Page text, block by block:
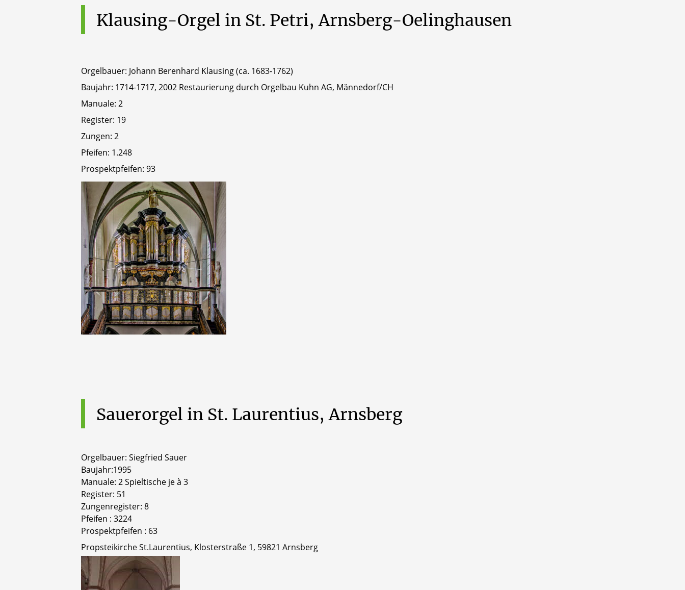
Klausing-Orgel in St. Petri, Arnsberg-Oelinghausen
Orgelbauer: Johann Berenhard Klausing (ca. 1683-1762)
Baujahr: 1714-1717, 2002 Restaurierung durch Orgelbau Kuhn AG, Männedorf/CH
Manuale: 2
Register: 19
Zungen: 2
Pfeifen: 1.248
Prospektpfeifen: 93
Sauerorgel in St. Laurentius, Arnsberg
Orgelbauer: Siegfried Sauer
Baujahr:1995
Manuale: 2 Spieltische je à 3
Register: 51
Zungenregister: 8
Pfeifen : 3224
Prospektpfeifen : 63
Propsteikirche St.Laurentius, Klosterstraße 1, 59821 Arnsberg